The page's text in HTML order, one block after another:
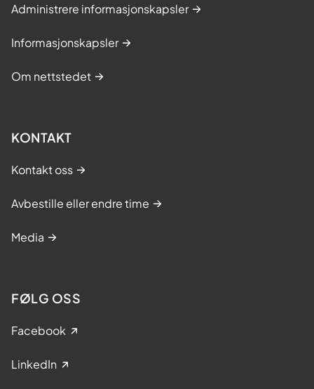
Administrere informasjonskapsler
Informasjonskapsler
Om nettstedet
KONTAKT
Kontakt oss
Avbestille eller endre time
Media
FØLG OSS
Facebook
LinkedIn